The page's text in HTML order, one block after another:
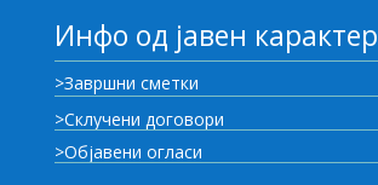
Инфо од јавен карактер
>Завршни сметки
>Склучени договори
>Објавени огласи